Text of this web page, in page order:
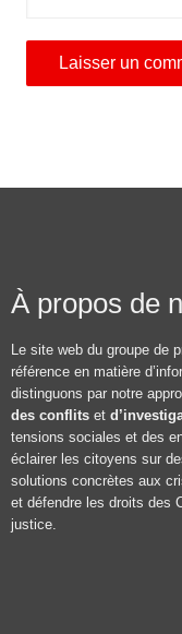
À propos de
Le site web du groupe de
référence en matière
distinguons par notre
des conflits et
tensions sociales et des
éclairer les citoyens sur
solutions concrètes aux
et défendre les droits des
justice.